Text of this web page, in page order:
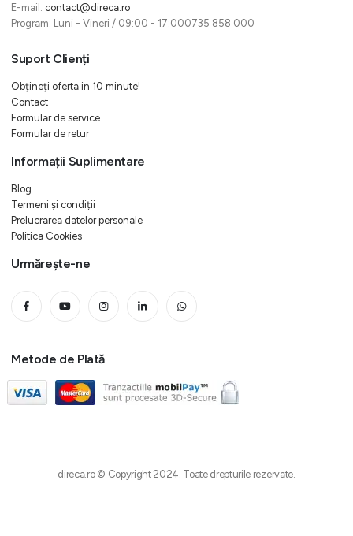
E-mail: contact@direca.ro
Program: Luni - Vineri / 09:00 - 17:000735 858 000
Suport Clienți
Obțineți oferta in 10 minute!
Contact
Formular de service
Formular de retur
Informații Suplimentare
Blog
Termeni și condiții
Prelucrarea datelor personale
Politica Cookies
Urmărește-ne
Metode de Plată
direca.ro © Copyright 2024. Toate drepturile rezervate.